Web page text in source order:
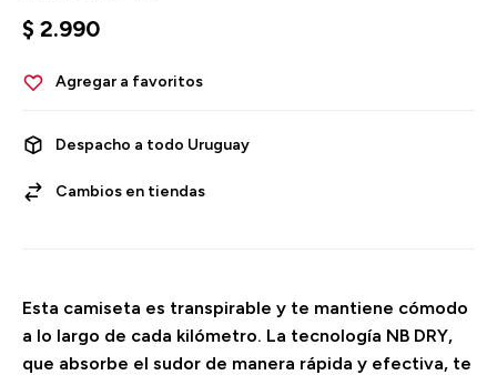
$ 2.990
Despacho a todo Uruguay
Cambios en tiendas
Esta camiseta es transpirable y te mantiene cómodo
a lo largo de cada kilómetro. La tecnología NB DRY,
que absorbe el sudor de manera rápida y efectiva, te